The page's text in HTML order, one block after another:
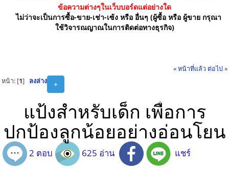
ข้อความต่างๆในเว็บบอร์ดแต่อย่างใด
ไม่ว่าจะเป็นการซื้อ-ขาย-เช่า-เซ้ง หรือ อื่นๆ (ผู้ซื้อ หรือ ผู้ขาย กรุณา
ใช้วิจารณญาณในการติดต่อทางธุรกิจ)
« หน้าที่แล้ว ต่อไป »
+
หน้า: [1] ลงล่าง
แป้งสำหรับเด็ก เพื่อการ
ปกป้องลูกน้อยอย่างอ่อนโยน
2 ตอบ 625 อ่าน แชร์